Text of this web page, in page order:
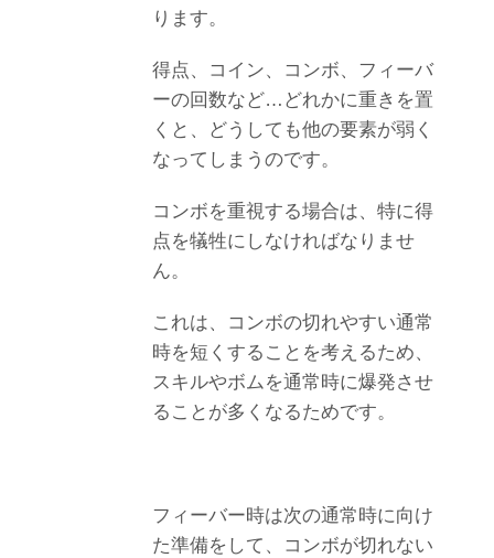
ります。
得点、コイン、コンボ、フィーバ
ーの回数など…どれかに重きを置
くと、どうしても他の要素が弱く
なってしまうのです。
コンボを重視する場合は、特に得
点を犠牲にしなければなりませ
ん。
これは、コンボの切れやすい通常
時を短くすることを考えるため、
スキルやボムを通常時に爆発させ
ることが多くなるためです。
フィーバー時は次の通常時に向け
た準備をして、コンボが切れない